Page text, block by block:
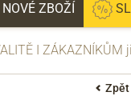
NOVÉ ZBOŽÍ
I ZÁKAZNÍKŮM